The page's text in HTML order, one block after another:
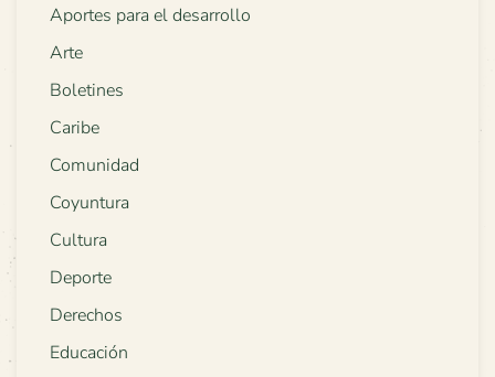
Aportes para el desarrollo
Arte
Boletines
Caribe
Comunidad
Coyuntura
Cultura
Deporte
Derechos
Educación